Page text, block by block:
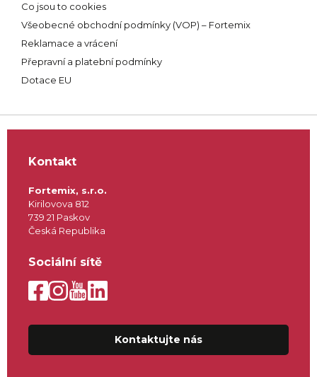
Co jsou to cookies
Všeobecné obchodní podmínky (VOP) – Fortemix
Reklamace a vrácení
Přepravní a platební podmínky
Dotace EU
Kontakt
Fortemix, s.r.o.
Kirilovova 812
739 21 Paskov
Česká Republika
Sociální sítě
Kontaktujte nás